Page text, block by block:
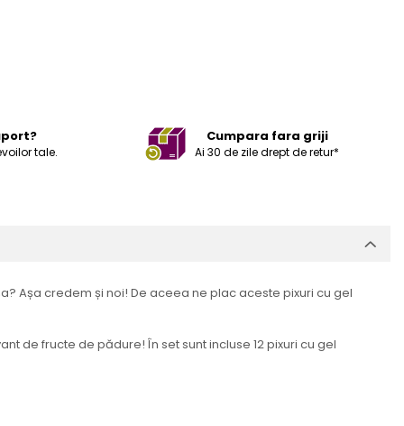
tale.
Cumpara fara griji
Ai 30 de zile drept de retur*
Așa credem și noi! De aceea ne plac aceste pixuri cu gel
de fructe de pădure! În set sunt incluse 12 pixuri cu gel